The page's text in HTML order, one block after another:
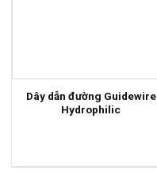
Dây dẫn đường Guidewire
Hydrophilic